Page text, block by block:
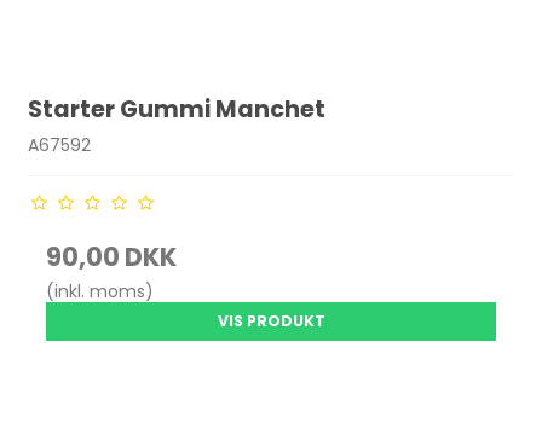
Starter Gummi Manchet
A67592
90,00 DKK
(inkl. moms)
VIS PRODUKT